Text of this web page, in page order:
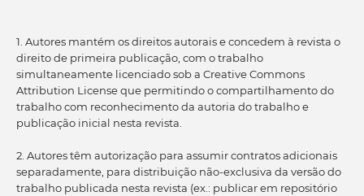
1. Autores mantém os direitos autorais e concedem à revista o
direito de primeira publicação, com o trabalho
simultaneamente licenciado sob a Creative Commons
Attribution License que permitindo o compartilhamento do
trabalho com reconhecimento da autoria do trabalho e
publicação inicial nesta revista.
2. Autores têm autorização para assumir contratos adicionais
separadamente, para distribuição não-exclusiva da versão do
trabalho publicada nesta revista (ex.: publicar em repositório